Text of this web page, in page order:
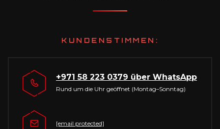
KUNDENSTIMMEN:
+971 58 223 0379 über WhatsApp
Rund um die Uhr geöffnet (Montag–Sonntag)
[email protected]